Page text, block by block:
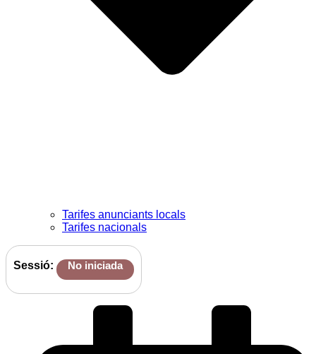
Tarifes anunciants locals
Tarifes nacionals
Sessió: No iniciada